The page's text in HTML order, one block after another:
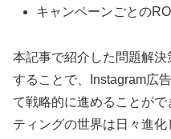
キャンペーンごとの
本記事で紹介した問題解
することで、Instagram広
て戦略的に進めることが
ティングの世界は日々進